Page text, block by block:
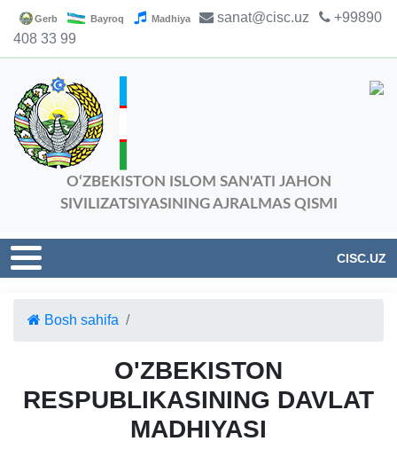
Gerb Bayroq Madhiya sanat@cisc.uz
+99890
408 33 99
O‘ZBEKISTON ISLOM SAN'ATI JAHON
SIVILIZATSIYASINING AJRALMAS QISMI
CISC.UZ
Bosh sahifa
O'ZBEKISTON
RESPUBLIKASINING DAVLAT
MADHIYASI